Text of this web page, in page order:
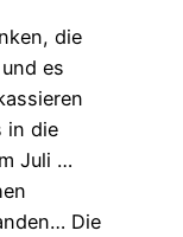
die
es
in die
Juli …
Die